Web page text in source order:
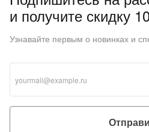
и получите скидку
Узнавайте первым о новинках и
об оплате Плайтом
8 800